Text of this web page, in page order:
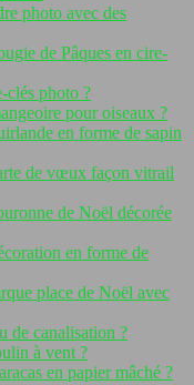
photo avec des
de Pâques en cire-
clés photo ?
pour oiseaux ?
en forme de sapin
de vœux façon vitrail
de Noël décorée
en forme de
place de Noël avec
de canalisation ?
à vent ?
en papier mâché ?